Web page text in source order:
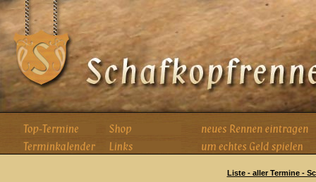
Liste - aller Termine -